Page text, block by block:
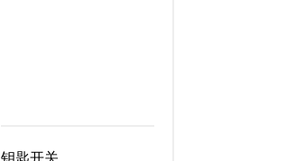
钥匙开关